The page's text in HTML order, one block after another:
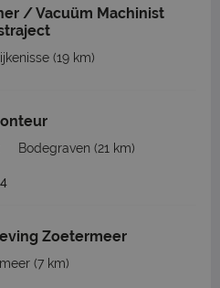
/ Vacuüm Machinist
(19 km)
Bodegraven (21 km)
Zoetermeer
(7 km)